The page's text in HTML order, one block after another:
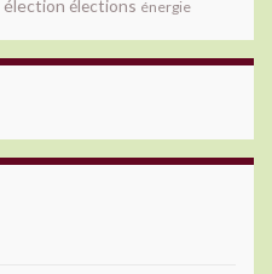
élection élections énergie